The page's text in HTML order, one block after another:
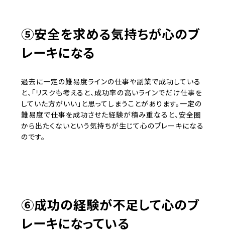
⑤安全を求める気持ちが心のブ
レーキになる
過去に一定の難易度ラインの仕事や副業で成功している
と、「リスクも考えると、成功率の高いラインでだけ仕事を
していた方がいい」と思ってしまうことがあります。一定の
難易度で仕事を成功させた経験が積み重なると、安全圏
から出たくないという気持ちが生じて心のブレーキになる
のです。
⑥成功の経験が不足して心のブ
レーキになっている